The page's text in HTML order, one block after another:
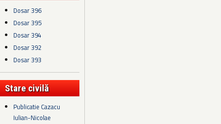
Dosar 396
Dosar 395
Dosar 394
Dosar 392
Dosar 393
Stare civilă
Publicatie Cazacu
Iulian-Nicolae